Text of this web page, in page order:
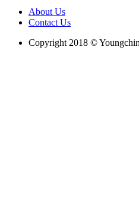
About Us
Contact Us
Copyright 2018 ©